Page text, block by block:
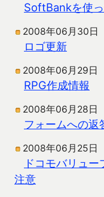
SoftBankを使
2008年06月30日
ロゴ更新
2008年06月29日
RPG作成情報
2008年06月28日
フォームへの返
2008年06月25日
ドコモバリュ
注意